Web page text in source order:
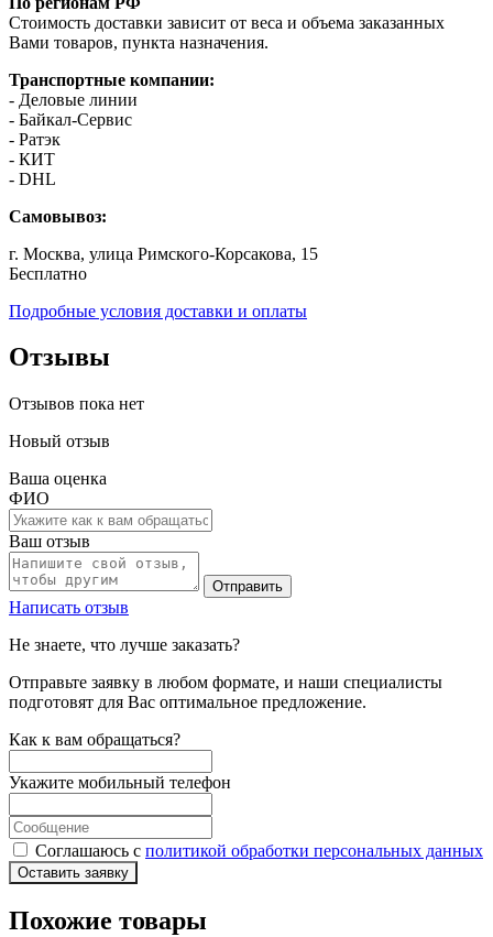
Стоимость доставки зависит от веса и объема заказанных
Вами товаров, пункта назначения.
Транспортные компании:
- Деловые линии
- Байкал-Сервис
- Ратэк
- КИТ
- DHL
Самовывоз:
г. Москва, улица Римского-Корсакова, 15
Бесплатно
Подробные условия доставки и оплаты
Отзывы
Отзывов пока нет
Новый отзыв
Ваша оценка
ФИО
Ваш отзыв
Отправить
Написать отзыв
Не знаете, что лучше заказать?
Отправьте заявку в любом формате, и наши специалисты
подготовят для Вас оптимальное предложение.
Как к вам обращаться?
Укажите мобильный телефон
Соглашаюсь с политикой обработки персональных данных
Оставить заявку
Похожие товары